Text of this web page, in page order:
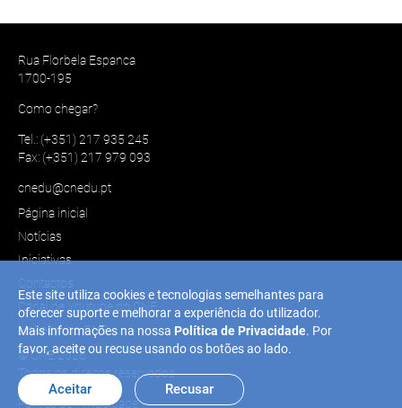
Rua Florbela Espanca
1700-195
Como chegar?
Tel.: (+351) 217 935 245
Fax: (+351) 217 979 093
cnedu@cnedu.pt
Página inicial
Notícias
Iniciativas
Contactos
Canal de Youtube do CNE
Linkedin do CNE
© CNE 2026
Todos os direitos reservados..
Política de Privacidade
Este site utiliza cookies e tecnologias semelhantes para
oferecer suporte e melhorar a experiência do utilizador.
Mais informações na nossa Política de Privacidade. Por
favor, aceite ou recuse usando os botões ao lado.
Aceitar Recusar